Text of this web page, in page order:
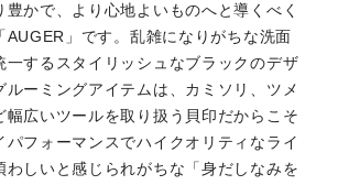
豊かで、より心地よいものへと導くべく
AUGER」です。乱雑になりがちな洗面
一するスタイリッシュなブラックのデザ
ルーミングアイテムは、カミソリ、ツメ
幅広いツールを取り扱う貝印だからこそ
パフォーマンスでハイクオリティなライ
わしいと感じられがちな「身だしなみを